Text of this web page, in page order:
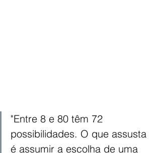
"Entre 8 e 80 têm 72
possibilidades. O que assusta
é assumir a escolha de uma